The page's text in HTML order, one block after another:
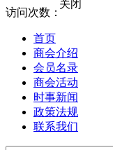
访问次数：
首页
商会介绍
会员名录
商会活动
时事新闻
政策法规
联系我们
关闭